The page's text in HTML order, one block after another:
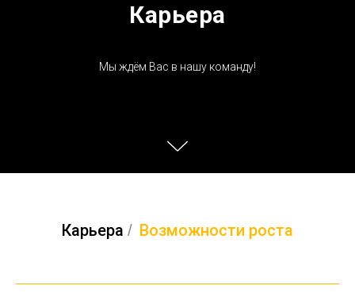
Карьера
Мы ждём Вас в нашу команду!
Карьера / Возможности роста